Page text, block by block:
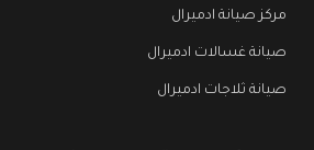
مركز صيانة ادميرال
صيانة غسالات ادميرال
صيانة ثلاجات ادميرال